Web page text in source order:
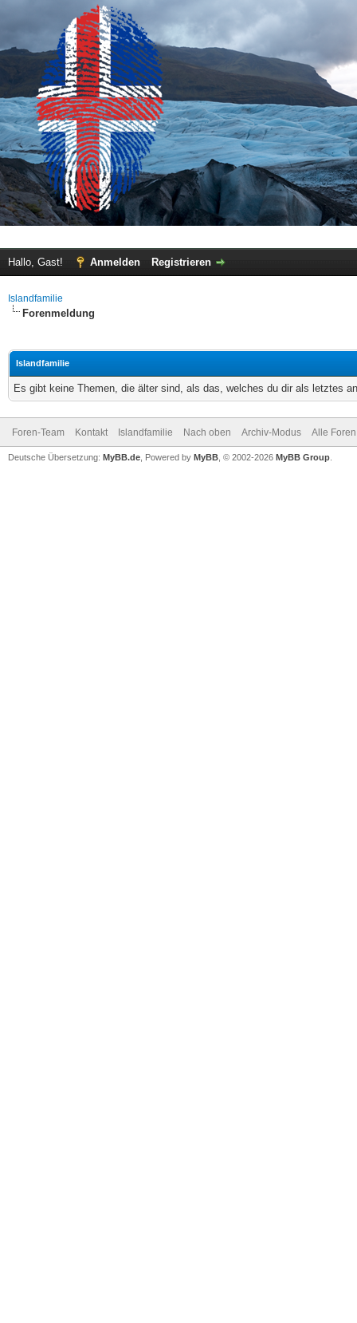
Hallo, Gast! Anmelden Registrieren
Islandfamilie
Forenmeldung
Islandfamilie
Es gibt keine Themen, die älter sind, als das, welches du dir als letztes
Foren-Team Kontakt Islandfamilie Nach oben Archiv-Modus Alle
Deutsche Übersetzung: MyBB.de , Powered by MyBB , © 2002-2026 MyBB Group